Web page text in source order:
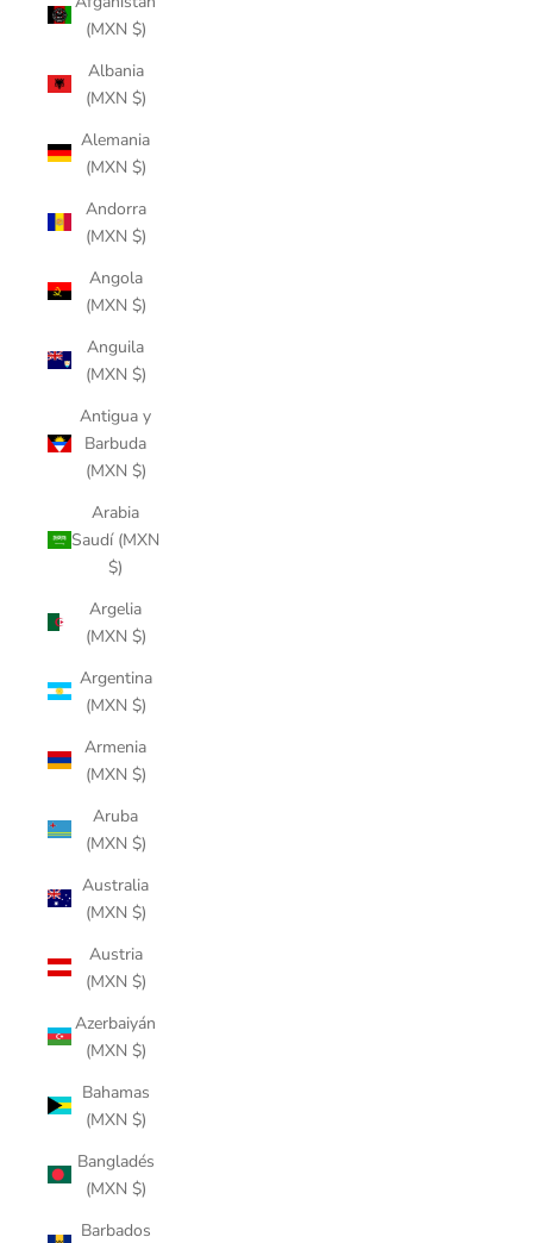
(MXN $)
Albania
(MXN $)
Alemania
(MXN $)
Andorra
(MXN $)
Angola
(MXN $)
Anguila
(MXN $)
Antigua y
Barbuda
(MXN $)
Arabia
Saudí (MXN
$)
Argelia
(MXN $)
Argentina
(MXN $)
Armenia
(MXN $)
Aruba
(MXN $)
Australia
(MXN $)
Austria
(MXN $)
Azerbaiyán
(MXN $)
Bahamas
(MXN $)
Bangladés
(MXN $)
Barbados